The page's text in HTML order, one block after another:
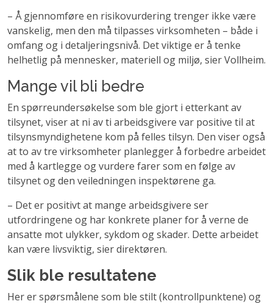
– Å gjennomføre en risikovurdering trenger ikke være
vanskelig, men den må tilpasses virksomheten – både i
omfang og i detaljeringsnivå. Det viktige er å tenke
helhetlig på mennesker, materiell og miljø, sier Vollheim.
Mange vil bli bedre
En spørreundersøkelse som ble gjort i etterkant av
tilsynet, viser at ni av ti arbeidsgivere var positive til at
tilsynsmyndighetene kom på felles tilsyn. Den viser også
at to av tre virksomheter planlegger å forbedre arbeidet
med å kartlegge og vurdere farer som en følge av
tilsynet og den veiledningen inspektørene ga.
– Det er positivt at mange arbeidsgivere ser
utfordringene og har konkrete planer for å verne de
ansatte mot ulykker, sykdom og skader. Dette arbeidet
kan være livsviktig, sier direktøren.
Slik ble resultatene
Her er spørsmålene som ble stilt (kontrollpunktene) og